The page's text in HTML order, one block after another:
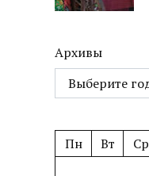
Архивы
Пн Вт Ср